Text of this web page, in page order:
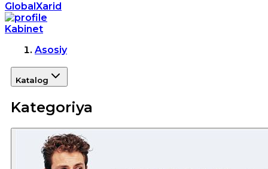
GlobalXarid
Kabinet
Asosiy
Katalog
Kategoriya